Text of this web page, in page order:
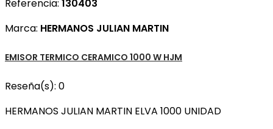
Referencia: 130403
Marca: HERMANOS JULIAN MARTIN
EMISOR TERMICO CERAMICO 1000 W HJM
Reseña(s): 0
HERMANOS JULIAN MARTIN ELVA 1000 UNIDAD